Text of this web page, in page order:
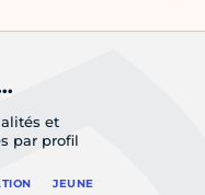
et
par profil
JEUNE